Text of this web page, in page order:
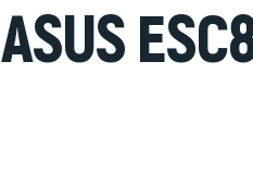
Rack
Tower
ASUS